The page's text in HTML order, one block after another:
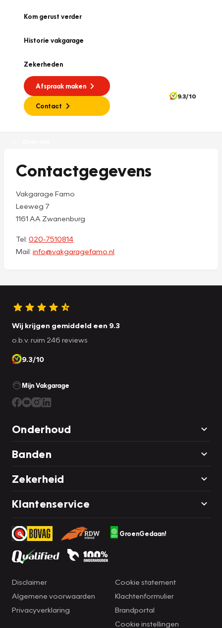
Kom gerust verder
Historie vakgarage
Zekerheden
Afspraak maken
Contact
9.3/10
Contactgegevens
Vakgarage Famo
Leeweg 7
1161 AA Zwanenburg
Tel: 020-7510814
Mail: info@vakgaragefamo.nl
Wij krijgen gemiddeld een 9.3
o.b.v. ruim 246 reviews
9.3/10
Mijn Vakgarage
Onderhoud
Banden
Zekerheid
Klantenservice
GroenGedaan!
Disclaimer
Algemene voorwaarden
Privacyverklaring
Cookie statement
Klachtenformulier
Brandportal
Cookie instellingen